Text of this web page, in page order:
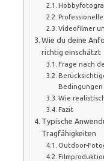
Videofilmer
Wie du deine
richtig einschätzt
Frage nach
Bedingungen
Wie
Fazit
Typische
Tragfähigkeiten
Outdoor-